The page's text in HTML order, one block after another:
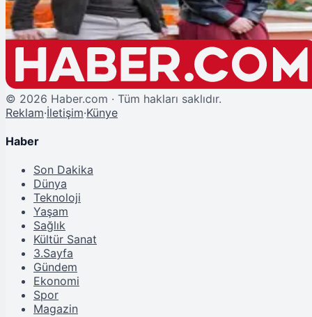
© 2026 Haber.com · Tüm hakları saklıdır.
Reklam·İletişim·Künye
Haber
Son Dakika
Dünya
Teknoloji
Yaşam
Sağlık
Kültür Sanat
3.Sayfa
Gündem
Ekonomi
Spor
Magazin